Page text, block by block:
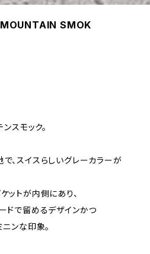
SMOK
スモック。
、スイスらしいグレーカラーが
ットが内側にあり、
ドで留めるデザインかつ
ンな印象。